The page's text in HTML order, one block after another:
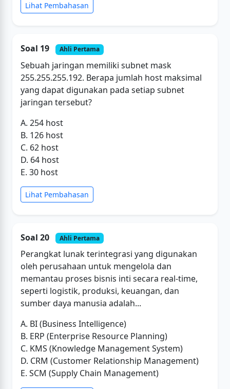
Lihat Pembahasan
Soal 19 Ahli Pertama
Sebuah jaringan memiliki subnet mask
255.255.255.192. Berapa jumlah host maksimal
yang dapat digunakan pada setiap subnet
jaringan tersebut?
A. 254 host
B. 126 host
C. 62 host
D. 64 host
E. 30 host
Lihat Pembahasan
Soal 20 Ahli Pertama
Perangkat lunak terintegrasi yang digunakan
oleh perusahaan untuk mengelola dan
memantau proses bisnis inti secara real-time,
seperti logistik, produksi, keuangan, dan
sumber daya manusia adalah...
A. BI (Business Intelligence)
B. ERP (Enterprise Resource Planning)
C. KMS (Knowledge Management System)
D. CRM (Customer Relationship Management)
E. SCM (Supply Chain Management)